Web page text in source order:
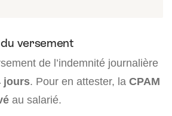
versement
de l’indemnité journalière
jours. Pour en attester, la CPAM
au salarié.